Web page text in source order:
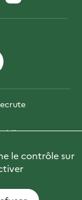
le contrôle sur